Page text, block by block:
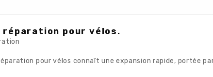
pour vélos.
pour vélos connaît une expansion rapide, portée